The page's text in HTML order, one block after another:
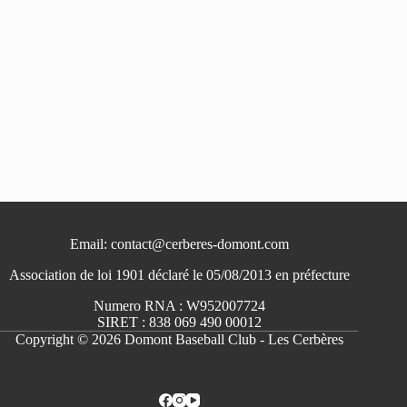
Email: contact@cerberes-domont.com
Association de loi 1901 déclaré le 05/08/2013 en préfecture
Numero RNA : W952007724
SIRET : 838 069 490 00012
Copyright © 2026 Domont Baseball Club - Les Cerbères